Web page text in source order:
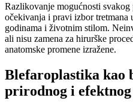
Razlikovanje mogućnosti svakog
očekivanja i pravi izbor tretmana
godinama i životnim stilom.
ali nisu zamena za hirurške
anatomske promene izražene.
Blefaroplastika kao
prirodnog i